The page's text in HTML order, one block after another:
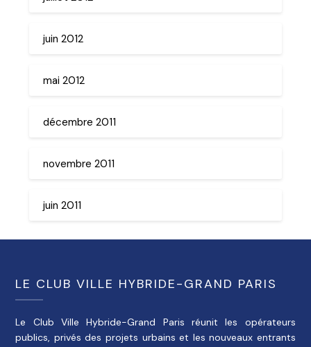
juin 2012
mai 2012
décembre 2011
novembre 2011
juin 2011
LE CLUB VILLE HYBRIDE-GRAND PARIS
Le Club Ville Hybride-Grand Paris réunit les opérateurs
publics, privés des projets urbains et les nouveaux entrants